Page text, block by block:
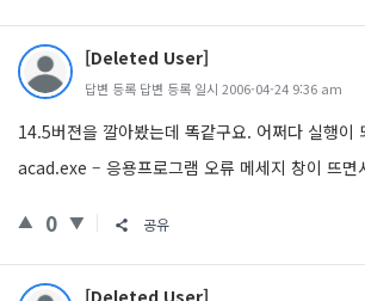
[Deleted User]
답변 등록 답변 등록 일시 2006-04-24 9:36 am
14.5버젼을 깔아봤는데 똑같구요. 어쩌다 실행이
acad.exe – 응용프로그램 오류 메세지 창이 뜨면
0 공유
[Deleted User]